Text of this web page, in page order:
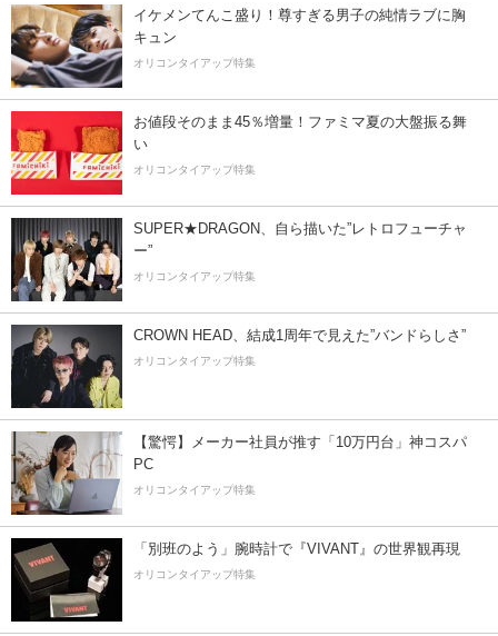
イケメンてんこ盛り！尊すぎる男子の純情ラブに胸
キュン
オリコンタイアップ特集
お値段そのまま45％増量！ファミマ夏の大盤振る舞
い
オリコンタイアップ特集
SUPER★DRAGON、自ら描いた”レトロフューチャ
ー”
オリコンタイアップ特集
CROWN HEAD、結成1周年で見えた”バンドらしさ”
オリコンタイアップ特集
【驚愕】メーカー社員が推す「10万円台」神コスパ
PC
オリコンタイアップ特集
「別班のよう」腕時計で『VIVANT』の世界観再現
オリコンタイアップ特集